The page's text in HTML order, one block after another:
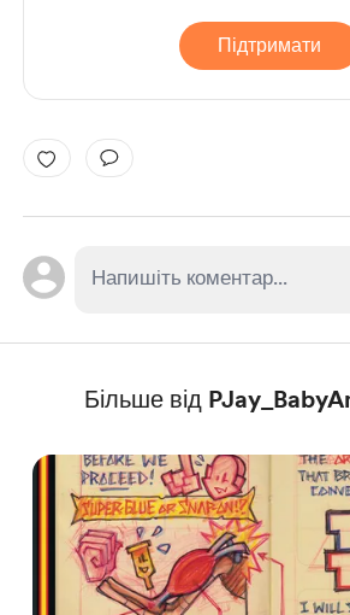
Підтримати
Більше від